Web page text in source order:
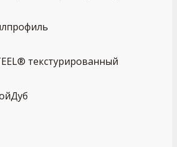
текстурированный